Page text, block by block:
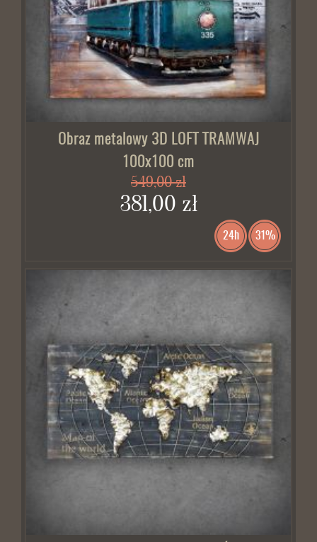
Obraz metalowy 3D LOFT TRAMWAJ
100x100 cm
549,00 zł
381,00 zł
24h 31%